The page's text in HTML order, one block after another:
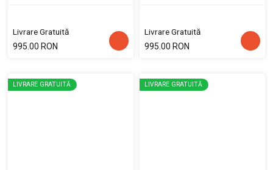
Livrare Gratuită
995.00 RON
Livrare Gratuită
995.00 RON
LIVRARE GRATUITĂ LIVRARE GRATUITĂ